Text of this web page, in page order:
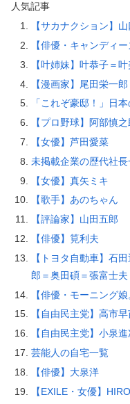
人気記事
【サカナクション】
【俳優・キャンディ
【叶姉妹】叶恭子＝
【漫画家】尾田栄一郎
「これぞ豪邸！」日
【プロ野球】阿部慎之
【女優】芦田愛菜
未掲載企業の歴代社長
【女優】真矢ミキ
【歌手】あのちゃん
【評論家】山田五郎
【俳優】筧利夫
【トヨタ自動車】石
郎＝奥田碩＝張富士
【俳優・モーニング
【自由民主党】高市
【自由民主党】小泉
芸能人の自宅一覧
【俳優】大泉洋
【EXILE・女優】